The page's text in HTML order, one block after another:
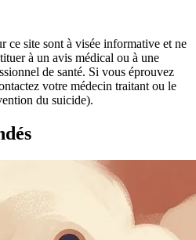
ce site sont à visée informative et ne
à un avis médical ou à une
de santé. Si vous éprouvez
votre médecin traitant ou le
du suicide).